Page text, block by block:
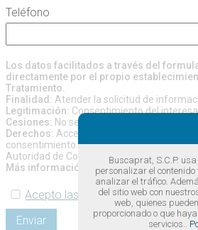
Teléfono
Los datos facilitados a través del
directamente por el propio
Tratamiento.
Finalidad: Atender la solicitud de
Legitimación: Consentimiento del
Cesiones: No se prevén cesiones,
Derechos: Acceso, rectificación,
consentimiento. Si considera que el
Autoridad de Control (
www.aepd.es )
Más información:
https://
Acepto las condiciones legales
Enviar
Buscaprat, S.C.P.
personalizar el contenido
analizar el tráfico.
del sitio web con
web, quienes
proporcionado o que
servicios..